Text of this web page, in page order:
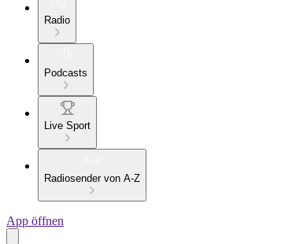
Radio
Podcasts
Live Sport
Radiosender von A-Z
App öffnen